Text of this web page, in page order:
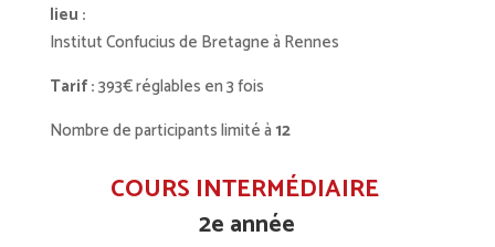
lieu :
Institut Confucius de Bretagne à Rennes
Tarif :393€ réglables en 3 fois
Nombre de participants limité à12
COURS INTERMÉDIAIRE
2e année